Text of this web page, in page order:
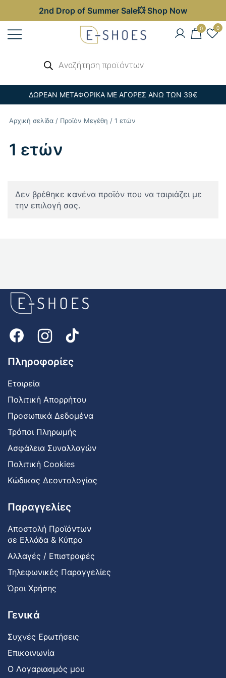
2nd Drop of Summer Sale💥 Shop Now
Παπούτσια – Επώνυμες Τσάντες στις
0 0
προϊόντων
ΔΩΡΕΑΝ ΜΕΤΑΦΟΡΙΚΑ ΜΕ ΑΓΟΡΕΣ ΑΝΩ ΤΩΝ 39€
Αρχική σελίδα / Προϊόν Μεγέθη / 1 ετών
1 ετών
Δεν βρέθηκε κανένα προϊόν που να ταιριάζει με
την επιλογή σας.
Πληροφορίες
Εταιρεία
Πολιτική Απορρήτου
Προσωπικά Δεδομένα
Τρόποι Πληρωμής
Ασφάλεια Συναλλαγών
Πολιτική Cookies
Κώδικας Δεοντολογίας
Παραγγελίες
Αποστολή Προϊόντων
σε Ελλάδα & Κύπρο
Αλλαγές / Επιστροφές
Τηλεφωνικές Παραγγελίες
Όροι Χρήσης
Γενικά
Συχνές Ερωτήσεις
Επικοινωνία
Ο Λογαριασμός μου